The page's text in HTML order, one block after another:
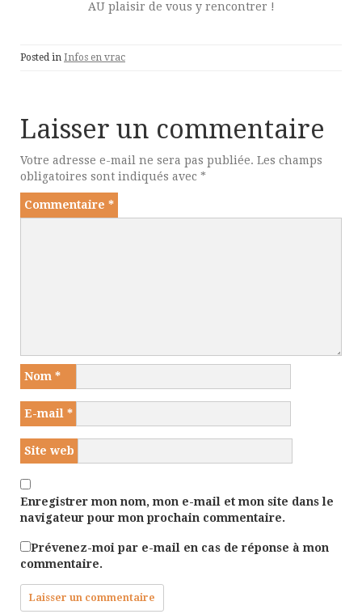
AU plaisir de vous y rencontrer !
Posted in Infos en vrac
Laisser un commentaire
Votre adresse e-mail ne sera pas publiée. Les champs
obligatoires sont indiqués avec *
Commentaire *
Nom *
E-mail *
Site web
Enregistrer mon nom, mon e-mail et mon site dans le
navigateur pour mon prochain commentaire.
Prévenez-moi par e-mail en cas de réponse à mon
commentaire.